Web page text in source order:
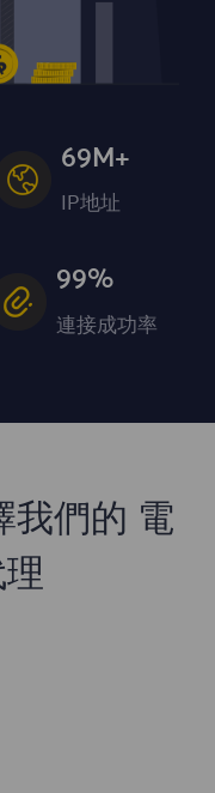
69M+
IP地址
99%
連接成功率
我們的 電